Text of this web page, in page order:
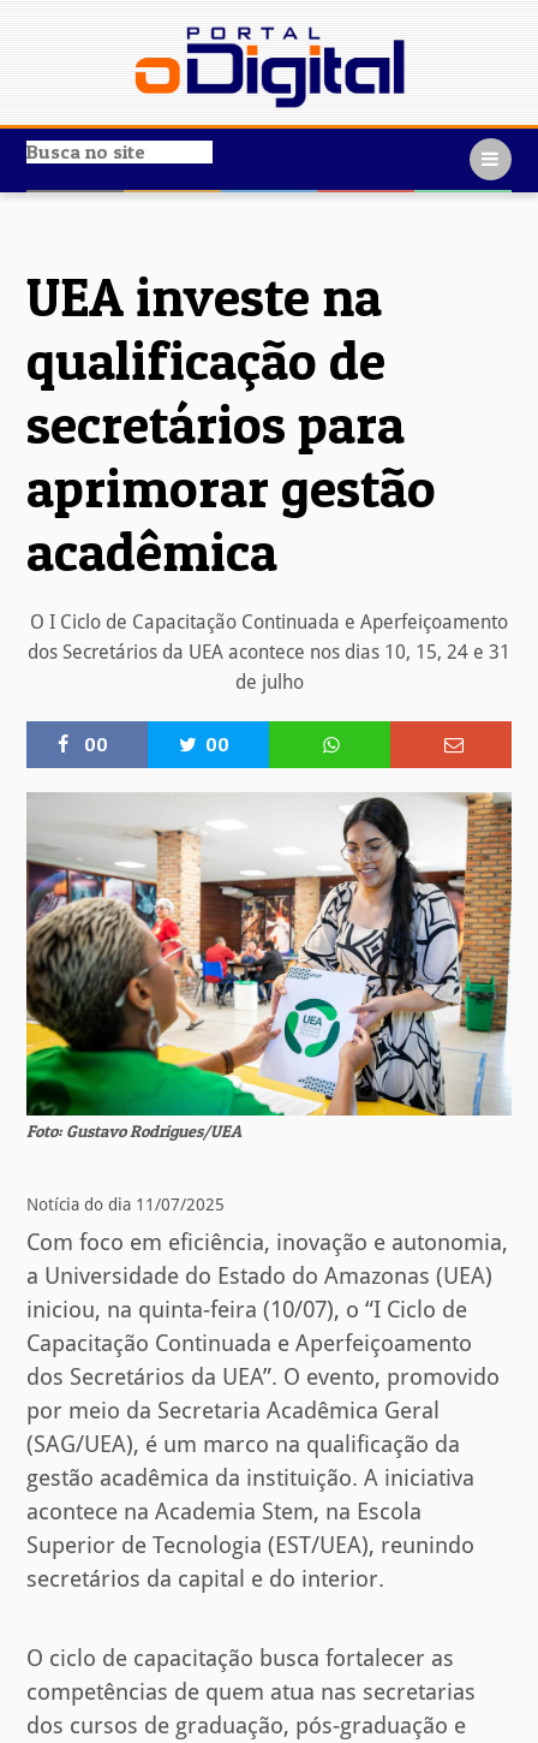
UEA investe na
qualificação de
secretários para
aprimorar gestão
acadêmica
O I Ciclo de Capacitação Continuada e Aperfeiçoamento
dos Secretários da UEA acontece nos dias 10, 15, 24 e 31
de julho
00 00
Foto: Gustavo Rodrigues/UEA
Notícia do dia 11/07/2025
Com foco em eficiência, inovação e autonomia,
a Universidade do Estado do Amazonas (UEA)
iniciou, na quinta-feira (10/07), o “I Ciclo de
Capacitação Continuada e Aperfeiçoamento
dos Secretários da UEA”. O evento, promovido
por meio da Secretaria Acadêmica Geral
(SAG/UEA), é um marco na qualificação da
gestão acadêmica da instituição. A iniciativa
acontece na Academia Stem, na Escola
Superior de Tecnologia (EST/UEA), reunindo
secretários da capital e do interior.
O ciclo de capacitação busca fortalecer as
competências de quem atua nas secretarias
dos cursos de graduação, pós-graduação e